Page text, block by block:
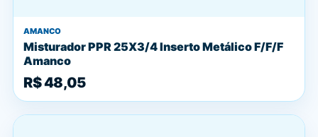
AMANCO
Misturador PPR 25X3/4 Inserto Metálico F/F/F
Amanco
R$ 48,05